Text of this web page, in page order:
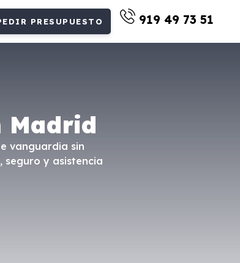
PRESUPUESTO 919 49 73 51
Madrid
vanguardia sin
seguro y asistencia